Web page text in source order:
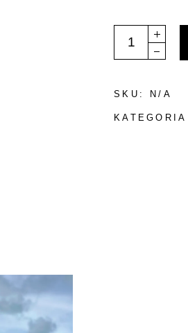
Bikini Dół -
SKU: N/A
KATEGORIA